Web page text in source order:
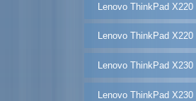
Lenovo ThinkPad X220
Lenovo ThinkPad X220
Lenovo ThinkPad X230
Lenovo ThinkPad X230